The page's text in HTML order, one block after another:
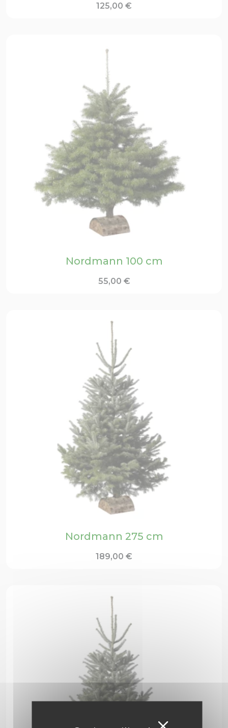
125,00 €
Nordmann 100 cm
55,00 €
Nordmann 275 cm
189,00 €